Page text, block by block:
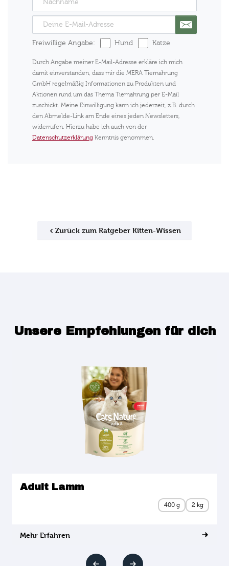
Freiwillige Angabe: Hund Katze
Durch Angabe meiner E-Mail-Adresse erkläre ich mich
damit einverstanden, dass mir die MERA Tiernahrung
GmbH regelmäßig Informationen zu Produkten und
Aktionen rund um das Thema Tiernahrung per E-Mail
zuschickt. Meine Einwilligung kann ich jederzeit, z.B. durch
den Abmelde-Link am Ende eines jeden Newsletters,
widerrufen. Hierzu habe ich auch von der
Datenschutzerklärung Kenntnis genommen.
Zurück zum Ratgeber Kitten-Wissen
Unsere Empfehlungen für dich
Adult Lamm
400 g 2 kg
Mehr Erfahren